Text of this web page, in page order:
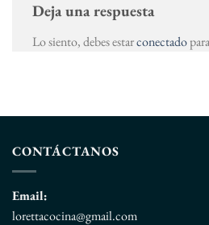
Deja una respuesta
Lo siento, debes estarconectado
CONTÁCTANOS
Email:
lorettacocina@gmail.com